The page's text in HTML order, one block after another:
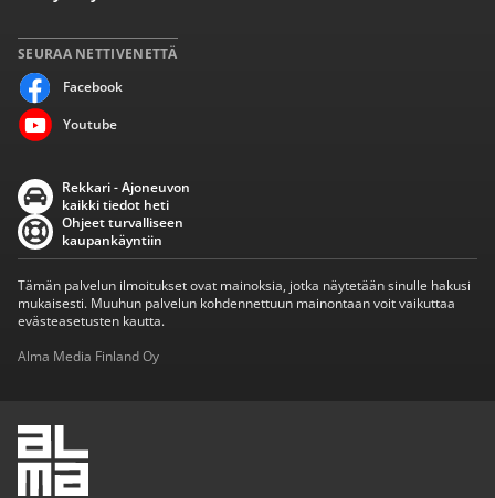
SEURAA NETTIVENETTÄ
Facebook
Youtube
Rekkari - Ajoneuvon
kaikki tiedot heti
Ohjeet turvalliseen
kaupankäyntiin
Tämän palvelun ilmoitukset ovat mainoksia, jotka näytetään sinulle hakusi
mukaisesti. Muuhun palvelun kohdennettuun mainontaan voit vaikuttaa
evästeasetusten kautta.
Alma Media Finland Oy